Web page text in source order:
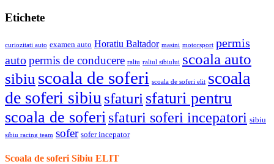
Etichete
curiozitati auto examen auto Horatiu Baltador masini motorsport permis
autopermis de conducere raliu raliul sibiului scoala auto
sibiu scoala de soferi scoala de soferi elit scoala
de soferi sibiu sfaturi sfaturi pentru
scoala de soferi sfaturi soferi incepatori sibiu
sibiu racing team sofer sofer incepator
Scoala de soferi Sibiu ELIT